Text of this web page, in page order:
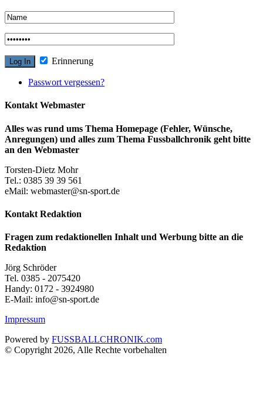
Erinnerung
Passwort vergessen?
Kontakt Webmaster
Alles was rund ums Thema Homepage (Fehler, Wünsche,
Anregungen) und alles zum Thema Fussballchronik geht bitte
an den Webmaster
Torsten-Dietz Mohr
Tel.: 0385 39 39 561
eMail: webmaster@sn-sport.de
Kontakt Redaktion
Fragen zum redaktionellen Inhalt und Werbung bitte an die
Redaktion
Jörg Schröder
Tel. 0385 - 2075420
Handy: 0172 - 3924980
E-Mail: info@sn-sport.de
Impressum
Powered by FUSSBALLCHRONIK.com
© Copyright 2026, Alle Rechte vorbehalten